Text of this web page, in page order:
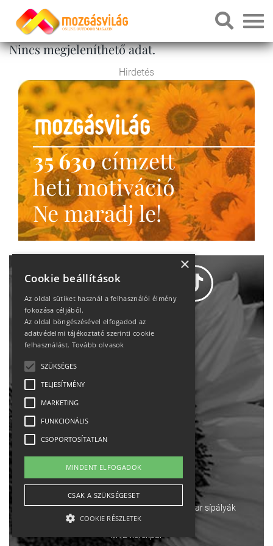
Nincs megjeleníthető adat.
Hirdetés
35 630címzett
heti motiváció
Ne maradj le!
Adatvédelem
Impresszum-kapcsolat
English
Ebike Osztrák sípályák Magyar sípályák
MTB kerékpár
×
Cookie beállítások
Az oldal sütiket használ a felhasználói élmény
fokozása céljából.
Az oldal böngészésével elfogadod az
adatvédelmi tájékoztató szerinti cookie
felhasználást. Tovább olvasok
SZÜKSÉGES
TELJESÍTMÉNY
MARKETING
FUNKCIONÁLIS
CSOPORTOSÍTATLAN
MINDENT ELFOGADOK
CSAK A SZÜKSÉGESET
COOKIE RÉSZLETEK